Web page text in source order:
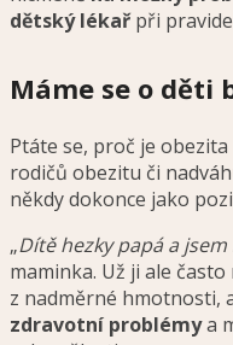
dětský lékař při
Máme se o děti
Ptáte se, proč je
rodičů obezitu či
někdy dokonce jako
„Dítě hezky papá a
maminka. Už ji ale
z nadměrné hmotnosti,
zdravotní problémya